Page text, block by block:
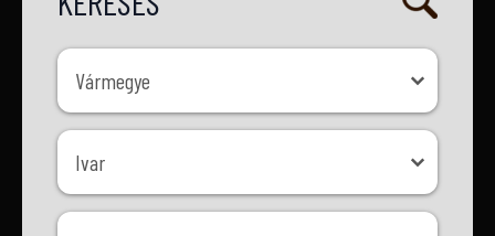
Vármegye
Vármegye
Ivar
Ivar
Kor